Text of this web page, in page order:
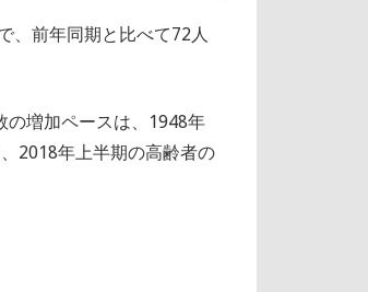
、前年同期と比べて72人
の増加ペースは、1948年
2018年上半期の高齢者の